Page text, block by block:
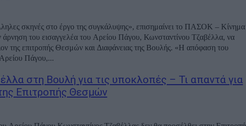
σκηνές στο έργο της συγκάλυψης», επισημαίνει το ΠΑΣΟΚ – Κίνημα
άρνηση του εισαγγελέα του Αρείου Πάγου, Κωνσταντίνου Τζαβέλλα, να
της επιτροπής Θεσμών και Διαφάνειας της Βουλής. «Η απόφαση του
Πάγου,...
στη Βουλή για τις υποκλοπές – Τι απαντά για
Επιτροπής Θεσμών